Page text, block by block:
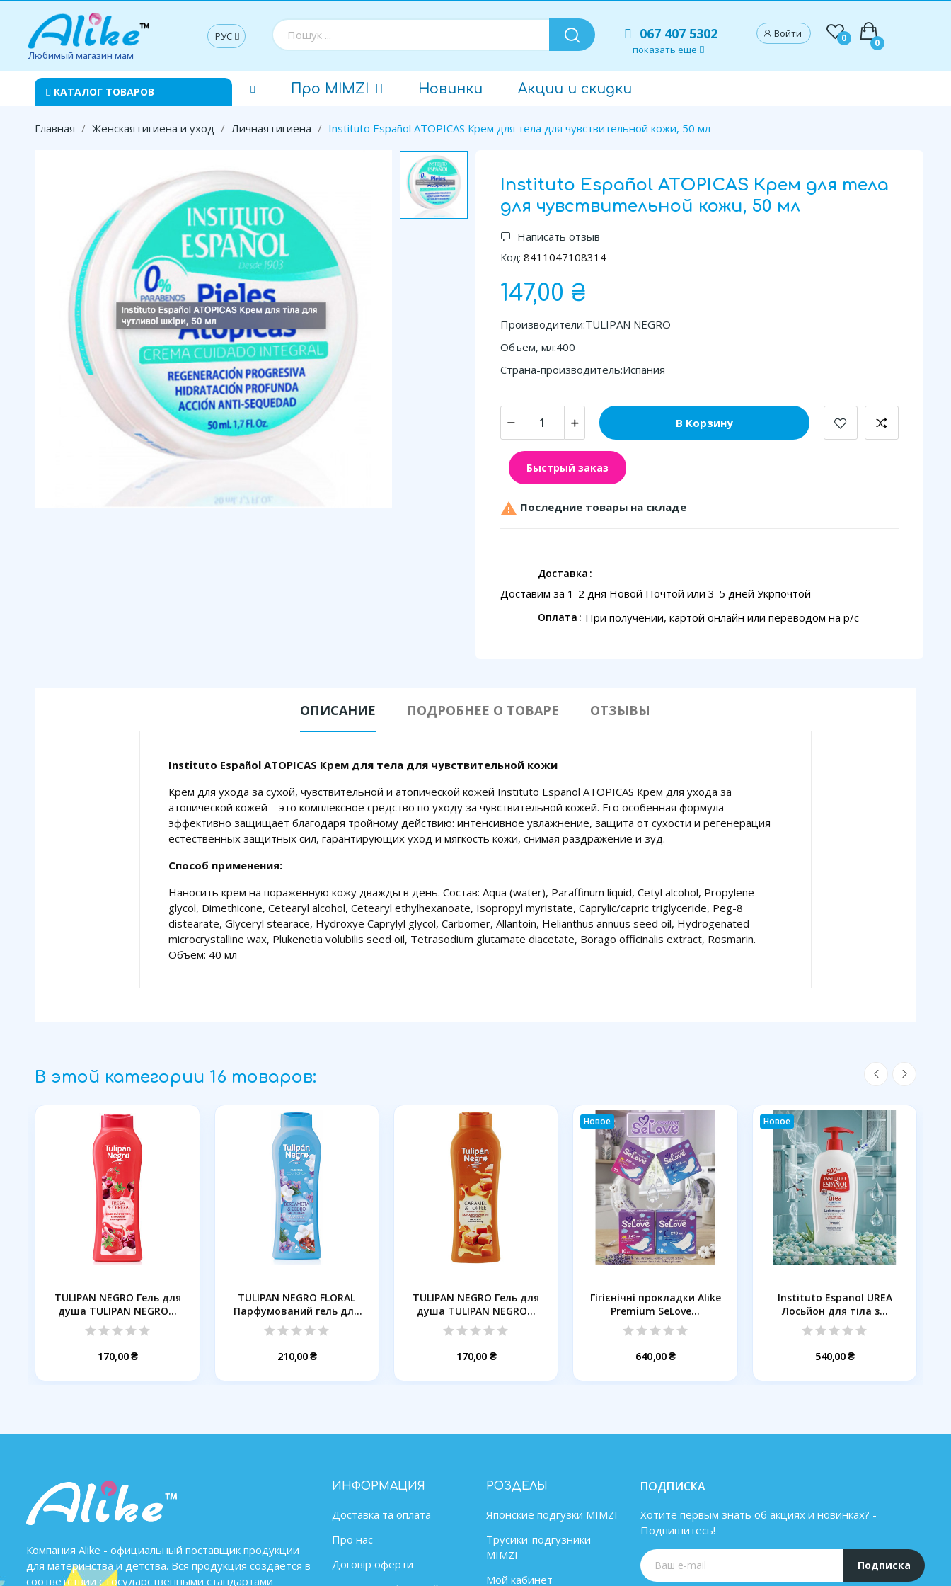
Любимый магазин мам
РУС 067 407 5302
показать еще
Войти 0 0
КАТАЛОГ ТОВАРОВ Про MIMZI Новинки Акции и скидки
Главная Женская гигиена и уход Личная гигиена Instituto Español ATOPICAS Крем для тела для чувствительной кожи, 50 мл
Instituto Español ATOPICAS Крем для тела
для чувствительной кожи, 50 мл
Написать отзыв
Код: 8411047108314
147,00 ₴
Производители:TULIPAN NEGRO
Объем, мл:400
Страна-производитель:Испания
В Корзину
Быстрый заказ
 Последние товары на складе
Доставка
Доставим за 1-2 дня Новой Почтой или 3-5 дней Укрпочтой
Оплата При получении, картой онлайн или переводом на p/с
ОПИСАНИЕ ПОДРОБНЕЕ О ТОВАРЕ ОТЗЫВЫ
Instituto Español ATOPICAS Крем для тела для чувствительной кожи
Крем для ухода за сухой, чувствительной и атопической кожей Instituto Espanol ATOPICAS Крем для ухода за
атопической кожей – это комплексное средство по уходу за чувствительной кожей. Его особенная формула
эффективно защищает благодаря тройному действию: интенсивное увлажнение, защита от сухости и регенерация
естественных защитных сил, гарантирующих уход и мягкость кожи, снимая раздражение и зуд.
Способ применения:
Наносить крем на пораженную кожу дважды в день. Состав: Aqua (water), Paraffinum liquid, Cetyl alcohol, Propylene
glycol, Dimethicone, Cetearyl alcohol, Cetearyl ethylhexanoate, Isopropyl myristate, Caprylic/capric triglyceride, Peg-8
distearate, Glyceryl stearace, Hydroxye Caprylyl glycol, Carbomer, Allantoin, Helianthus annuus seed oil, Hydrogenated
microcrystalline wax, Plukenetia volubilis seed oil, Tetrasodium glutamate diacetate, Borago officinalis extract, Rosmarin.
Объем: 40 мл
В этой категории 16 товаров:
TULIPAN NEGRO Гель для
душа TULIPAN NEGRO...
170,00 ₴
TULIPAN NEGRO FLORAL
Парфумований гель для
душу...
210,00 ₴
TULIPAN NEGRO Гель для
душа TULIPAN NEGRO...
170,00 ₴
Новое
Гігієнічні прокладки Alike
Premium SeLove...
640,00 ₴
Новое
Instituto Espanol UREA
Лосьйон для тіла з...
540,00 ₴
Компания Alike - официальный поставщик продукции
для материнства и детства. Вся продукция создается в
соответствии с государственными стандартами
ИНФОРМАЦИЯ
Доставка та оплата
Про нас
Договір оферти
РОЗДЕЛЫ
Японские подгузки MIMZІ
Трусики-подгузники
MIMZI
Мой кабинет
ПОДПИСКА
Хотите первым знать об акциях и новинках? -
Подпишитесь!
Подписка